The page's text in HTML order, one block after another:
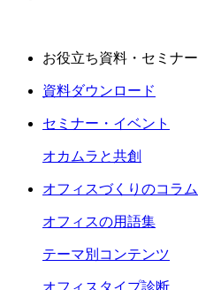
お役立ち資料・セミナー
資料ダウンロード
セミナー・イベント
オカムラと共創
オフィスづくりのコラム
オフィスの用語集
テーマ別コンテンツ
オフィスタイプ診断